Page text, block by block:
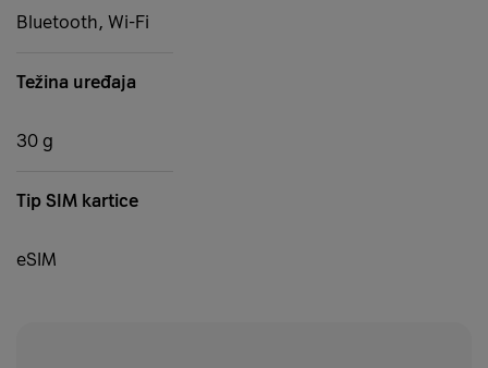
Bluetooth, Wi-Fi
Težina uređaja
30 g
Tip SIM kartice
eSIM